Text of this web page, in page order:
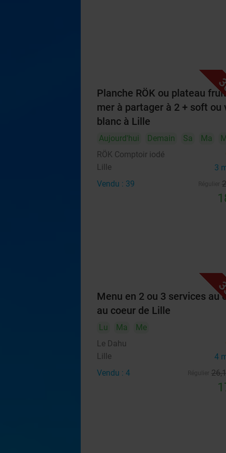
Planche RÖK ou plateau
mer à partager à 2 + soft ou
blanc à Lille
Aujourd'hui Demain Sa Ma
RÖK Comptoir iodé
Lille 3
Vendu : 39
Menu en 2 ou 3 services au
au coeur de Lille
Lu Ma
Me
Le Dahu
Lille 4
Vendu : 4 26